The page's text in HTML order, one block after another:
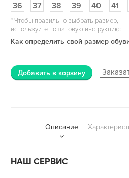
36 37 38 39 40 41
*Чтобы правильно выбрать размер,
используйте пошаговую инструкцию:
Как определить свой размер
Добавить в корзину
Описание
НАШ СЕРВИС